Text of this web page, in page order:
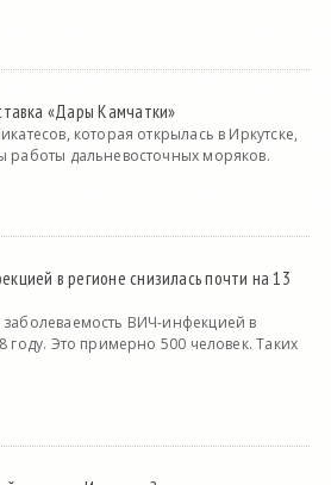
«Дары Камчатки»
которая открылась в Иркутске,
работы дальневосточных моряков.
в регионе снизилась почти на 13
заболеваемость ВИЧ-инфекцией в
году. Это примерно 500 человек. Таких